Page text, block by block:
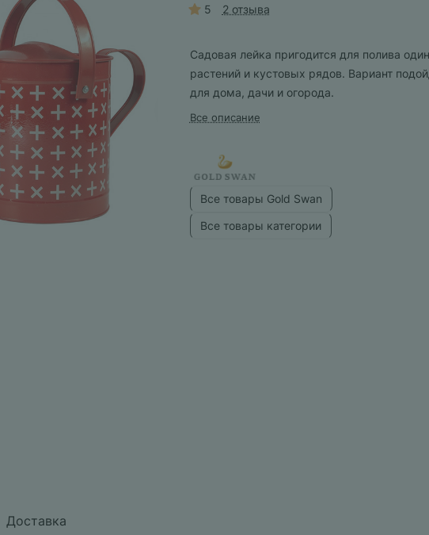
5 2 отзыва
Садовая лейка пригодится для полива
растений и кустовых рядов. Вариант
для дома, дачи и огорода.
Все описание
Все товары Gold Swan
Все товары категории
Доставка